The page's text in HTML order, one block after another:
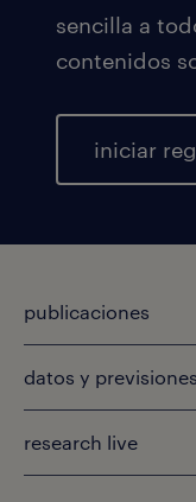
sencilla a
contenidos
iniciar
publicaciones
datos y previsiones
research live